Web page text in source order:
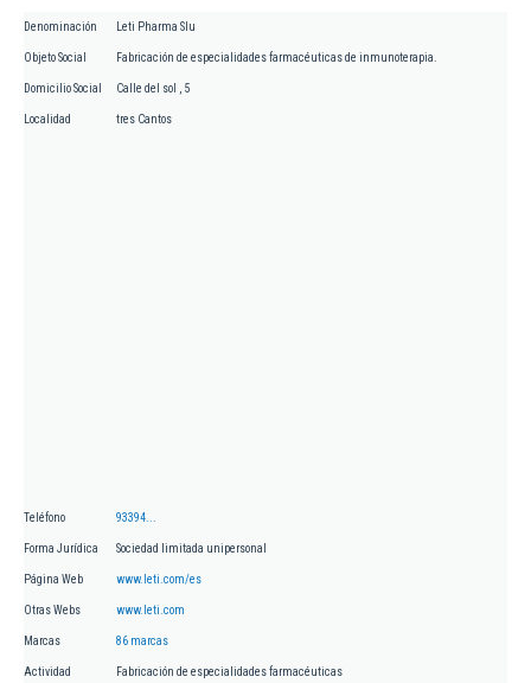
Denominación Leti Pharma Slu
Objeto Social Fabricación de especialidades farmacéuticas de inmunoterapia.
Domicilio Social Calle del sol , 5
Localidad tres Cantos
Teléfono 93394...
Forma Jurídica Sociedad limitada unipersonal
Página Web www.leti.com/es
Otras Webs www.leti.com
Marcas 86 marcas
Actividad Fabricación de especialidades farmacéuticas